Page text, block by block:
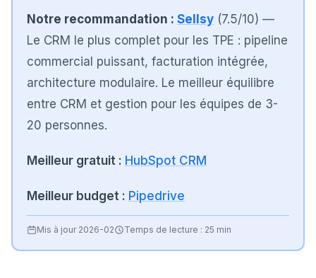
Notre recommandation : Sellsy (7.5/10) —
Le CRM le plus complet pour les TPE : pipeline
commercial puissant, facturation intégrée,
architecture modulaire. Le meilleur équilibre
entre CRM et gestion pour les équipes de 3-
20 personnes.
Meilleur gratuit : HubSpot CRM
Meilleur budget : Pipedrive
Mis à jour 2026-02 Temps de lecture : 25 min